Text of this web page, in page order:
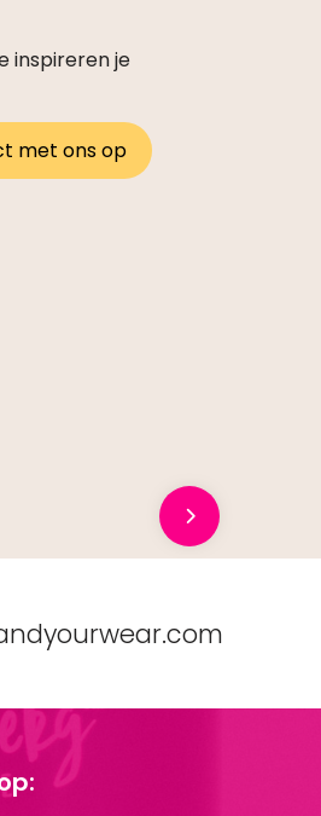
inspireren je
met ons op